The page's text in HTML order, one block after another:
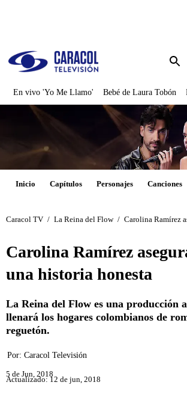
También
En vivo 'Yo Me Llamo' Bebé de Laura Tobón
Inicio Capítulos Personajes Canciones
Caracol TV / La Reina del Flow / Carolina Ramírez
Carolina Ramírez
una historia honesta
La Reina del Flow es una producción
llenará los hogares colombianos de
reguetón.
Por: Caracol Televisión
5 de Jun, 2018
Actualizado: 12 de jun, 2018